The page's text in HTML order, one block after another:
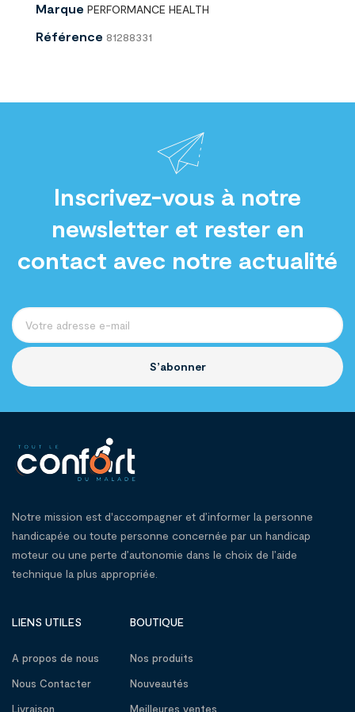
Marque PERFORMANCE HEALTH
Référence 81288331
Inscrivez-vous à notre
newsletter et rester en
contact avec notre actualité
S’abonner
Notre mission est d'accompagner et d’informer la personne
handicapée ou toute personne concernée par un handicap
moteur ou une perte d’autonomie dans le choix de l’aide
technique la plus appropriée.
LIENS UTILES
A propos de nous
Nous Contacter
Livraison
BOUTIQUE
Nos produits
Nouveautés
Meilleures ventes